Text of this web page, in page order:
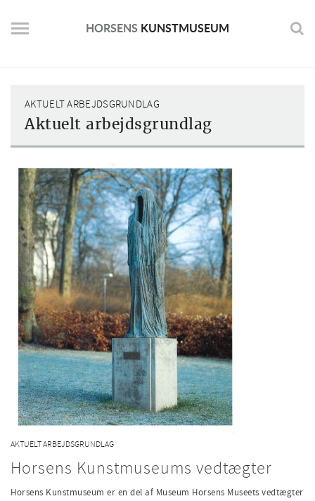
content
HORSENS KUNSTMUSEUM
AKTUELT ARBEJDSGRUNDLAG
Aktuelt arbejdsgrundlag
AKTUELT ARBEJDSGRUNDLAG
Horsens Kunstmuseums vedtægter
Horsens Kunstmuseum er en del af Museum Horsens Museets vedtægter